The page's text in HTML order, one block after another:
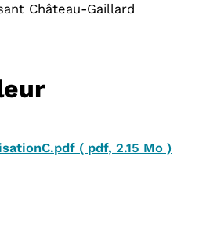
Château-Gaillard
( pdf, 2.15 Mo )